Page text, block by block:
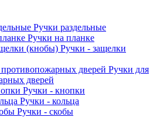
Ручки раздельные
Ручки на планке
Ручки - защелки
Ручки для
дверей
Ручки - кнопки
Ручки - кольца
Ручки - скобы